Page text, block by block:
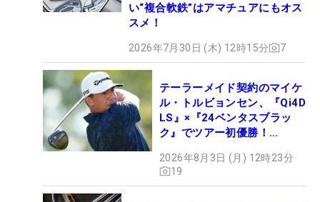
い“複合軟鉄”はアマチュアにもオス
スメ！
2026年7月30日 (木) 12時15分 7
テーラーメイド契約のマイケ
ル・トルビョンセン、『Qi4D
LS』×『24ベンタスブラッ
ク』でツアー初優勝！
2026年8月3日 (月) 12時23分
19